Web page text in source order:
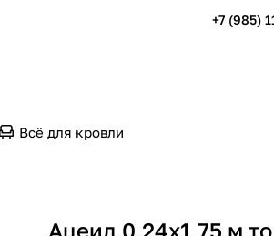
+7 (985)
Всё для кровли
Ацеид 0,24х1,75 м